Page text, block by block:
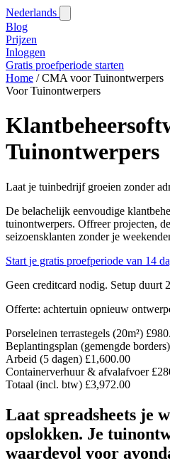
Nederlands
Blog‎
Prijzen
Inloggen
Gratis proefperiode starten
Home / CMA voor Tuinontwerpers
Voor Tuinontwerpers
Tuinontwerpers
Laat je tuinbedrijf groeien zonder
De belachelijk eenvoudige
tuinontwerpers. Offreer projecten,
seizoensklanten zonder je
Start je gratis proefperiode van 14
Geen creditcard nodig. Setup duurt
Offerte: achtertuin opnieuw
Porseleinen terrastegels (20m²)
Beplantingsplan (gemengde borders)
Arbeid (5 dagen) £1,600.00
Containerverhuur & afvalafvoer
Totaal (incl. btw) £3,972.00
Laat spreadsheets je
opslokken. Je
waardevol voor